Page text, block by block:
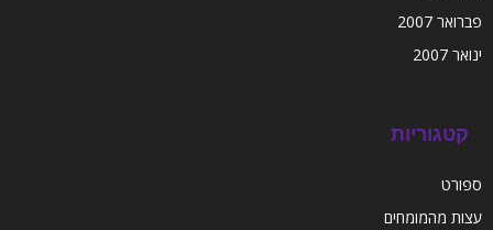
פברואר 2007
ינואר 2007
קטגוריות
ספורט
עצות מהמומחים